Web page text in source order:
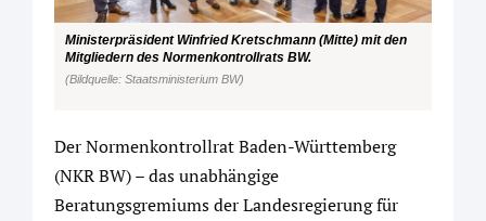
Ministerpräsident Winfried Kretschmann (Mitte) mit den
Mitgliedern des Normenkontrollrats BW.
(Bildquelle: Staatsministerium BW)
Der Normenkontrollrat Baden-Württemberg
(NKR BW) – das unabhängige
Beratungsgremiums der Landesregierung für